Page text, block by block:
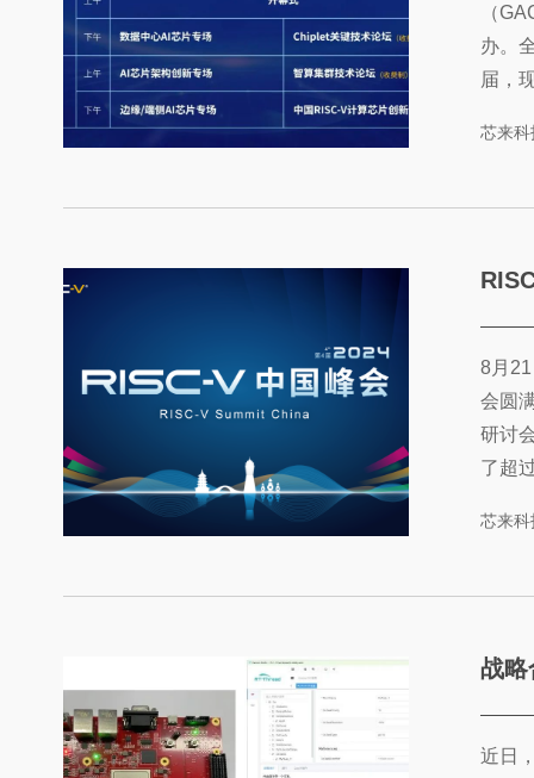
（
办。
届，
芯东
术论
芯来科
RISC-V中
8月
会圆
研讨
了超
业及
会，
芯来科
战略合作
近日